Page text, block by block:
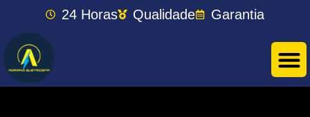
24 Horas Qualidade Garantia